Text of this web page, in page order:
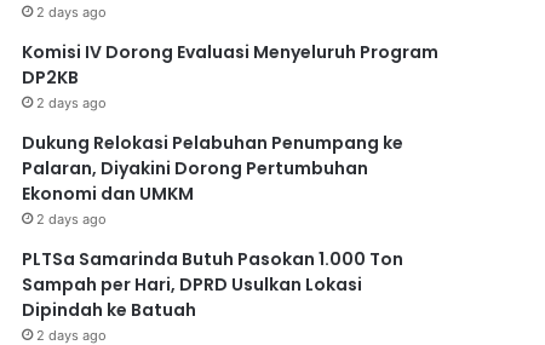
2 days ago
Komisi IV Dorong Evaluasi Menyeluruh Program
DP2KB
2 days ago
Dukung Relokasi Pelabuhan Penumpang ke
Palaran, Diyakini Dorong Pertumbuhan
Ekonomi dan UMKM
2 days ago
PLTSa Samarinda Butuh Pasokan 1.000 Ton
Sampah per Hari, DPRD Usulkan Lokasi
Dipindah ke Batuah
2 days ago